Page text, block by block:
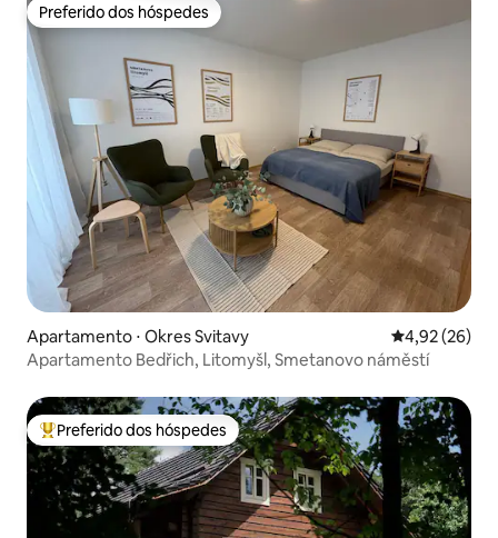
Preferido dos hóspedes
Preferido dos hóspedes
Apartamento ⋅ Okres Svitavy 4,92 de uma
4,92 (26)
Apartamento Bedřich, Litomyšl, Smetanovo náměstí
Entre os melhores preferidos dos hóspedes
Preferido dos hóspedes